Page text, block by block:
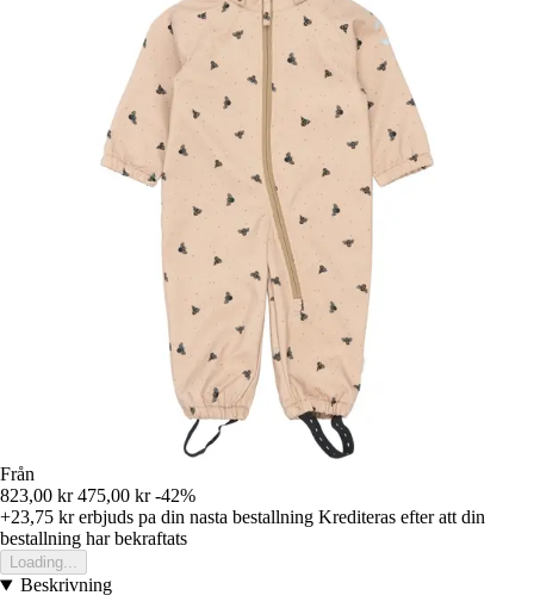
Från
823,00 kr 475,00 kr -42%
+23,75 krerbjuds pa din nasta bestallning Krediteras efter att din
bestallning har bekraftats
Loading...
Beskrivning